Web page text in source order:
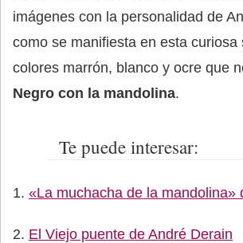
imágenes con la personalidad de
como se manifiesta en esta curiosa
colores marrón, blanco y ocre que
Negro con la mandolina.
Te puede interesar:
«La muchacha de la mandolina»
El Viejo puente de André Derain